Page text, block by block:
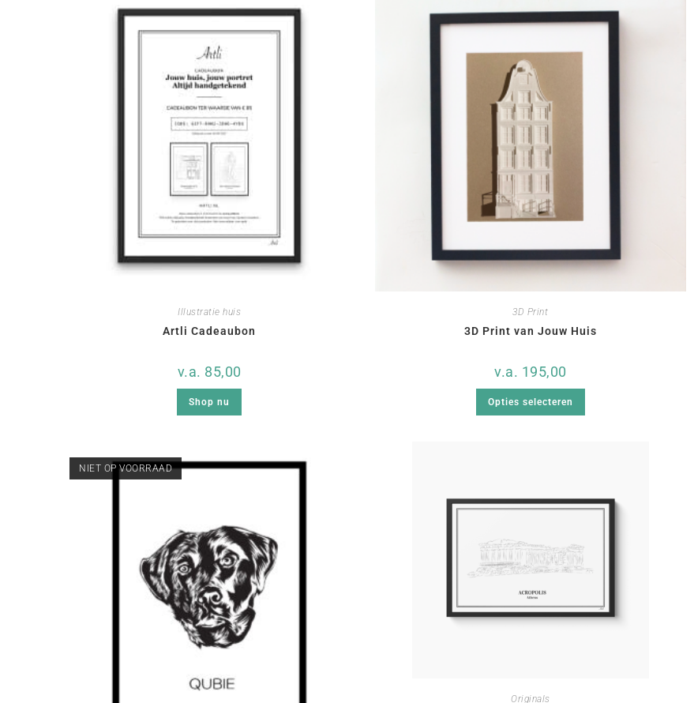
Illustratie huis
Artli Cadeaubon
v.a. 85,00
Shop nu
3D Print
3D Print van Jouw Huis
v.a. 195,00
Opties selecteren
NIET OP VOORRAAD
Originals